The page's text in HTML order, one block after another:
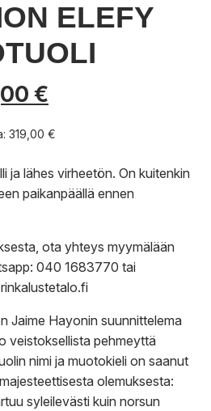
ELEFY
€
hinta
on:
319,00 €
ja lähes virheetön. On kuitenkin
paikanpäällä ennen
ota yhteys myymälään
040 1683770 tai
Jaime Hayonin suunnittelema
veistoksellista pehmeyttä
nimi ja muotokieli on saanut
olemuksesta:
syleilevästi kuin norsun